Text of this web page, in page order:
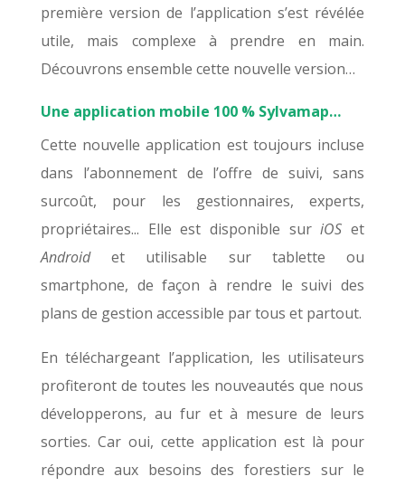
première version de l’application s’est révélée
utile, mais complexe à prendre en main.
Découvrons ensemble cette nouvelle version…
Une application mobile 100 % Sylvamap…
Cette nouvelle application est toujours incluse
dans l’abonnement de l’offre de suivi, sans
surcoût, pour les gestionnaires, experts,
propriétaires... Elle est disponible suriOS et
Androidet utilisable sur tablette ou
smartphone, de façon à rendre le suivi des
plans de gestion accessible par tous et partout.
En téléchargeant l’application, les utilisateurs
profiterontde toutes les nouveautés que nous
développerons, au fur et à mesure de leurs
sorties. Car oui, cette application est là pour
répondre aux besoins des forestiers sur le